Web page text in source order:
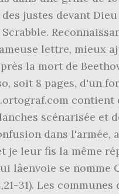
justes devant
lettre, mieux
la mort de
soit 8 pages, d'un
contient
scénarisée et
dans l'armée,
je leur fis la même
lâenvoie se
31). Les